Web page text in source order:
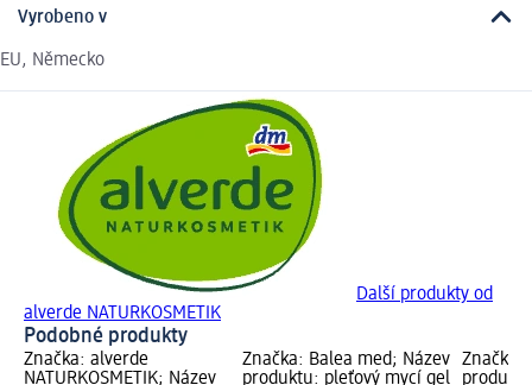
Vyrobeno v
EU, Německo
Další produkty od
alverde NATURKOSMETIK
Podobné produkty
Značka: alverde
NATURKOSMETIK; Název
Značka: Balea med; Název
produktu: pleťový mycí gel
Značka: